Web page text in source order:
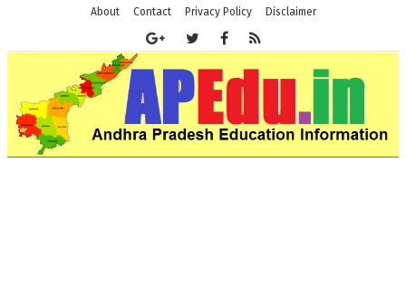
About Contact Privacy Policy Disclaimer